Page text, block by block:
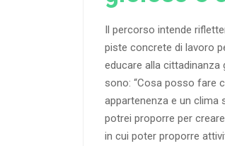
Il percorso intende
piste concrete di lavoro
educare alla cittadinanza
sono: “Cosa posso fare
appartenenza e un clima
potrei proporre per
in cui poter proporre